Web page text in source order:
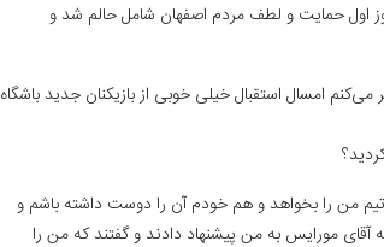
روز اول حمایت و لطف مردم اصفهان شامل حالم شد و
امسال استقبال خیلی خوبی از بازیکنان جدید باشگاه
من را بخواهد و هم خودم آن را دوست داشته باشم و
مورایس به من پیشنهاد دادند و گفتند که من را